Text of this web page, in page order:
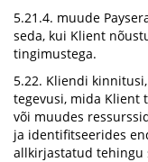
5.21.4. muude
seda, kui Klient
tingimustega.
5.22. Kliendi
tegevusi, mida Klient
või muudes
ja identifitseerides
allkirjastatud tehingu